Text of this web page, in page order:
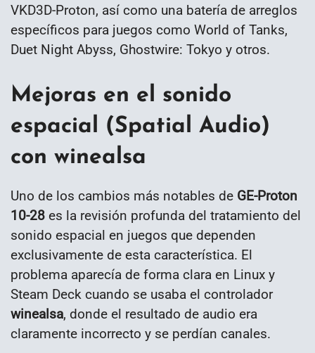
VKD3D-Proton, así como una batería de arreglos
específicos para juegos como World of Tanks,
Duet Night Abyss, Ghostwire: Tokyo y otros.
Mejoras en el sonido
espacial (Spatial Audio)
con winealsa
Uno de los cambios más notables de GE-Proton
10-28 es la revisión profunda del tratamiento del
sonido espacial en juegos que dependen
exclusivamente de esta característica. El
problema aparecía de forma clara en Linux y
Steam Deck cuando se usaba el controlador
winealsa, donde el resultado de audio era
claramente incorrecto y se perdían canales.